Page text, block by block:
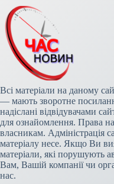
Всі матеріали на даному
— мають зворотне
надіслані відвідувачами
для ознайомлення. Права
власникам. Адміністрація
матеріалу несе. Якщо Ви
матеріали, які порушують
Вам, Вашій компанії чи
нас.